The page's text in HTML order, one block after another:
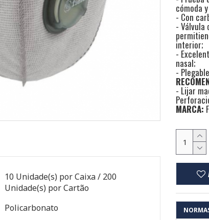
10 Unidade(s) por Caixa / 200
Unidade(s) por Cartão
Policarbonato
cómoda
- Con
- Válvula
interior;
-
nasal;
-
- Lijar
MARCA: